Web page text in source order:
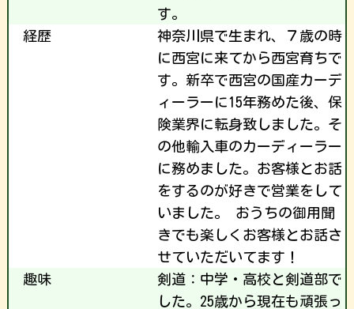
す。
経歴
神奈川県で生まれ、７歳の時
に西宮に来てから西宮育ちで
す。新卒で西宮の国産カーデ
ィーラーに15年務めた後、保
険業界に転身致しました。そ
の他輸入車のカーディーラー
に務めました。お客様とお話
をするのが好きで営業をして
いました。 おうちの御用聞
きでも楽しくお客様とお話さ
せていただいてます！
趣味
剣道：中学・高校と剣道部で
した。25歳から現在も頑張っ